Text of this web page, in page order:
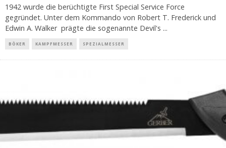
1942 wurde die berüchtigte First Special Service Force
gegründet. Unter dem Kommando von Robert T. Frederick und
Edwin A. Walker prägte die sogenannte Devil's ...
BÖKER KAMPFMESSER SPEZIALMESSER